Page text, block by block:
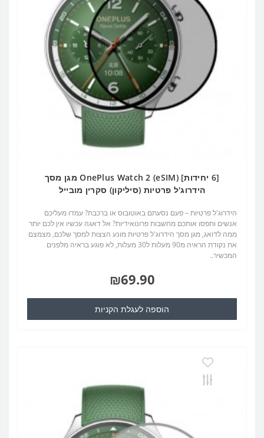
[6 יחידות] OnePlus Watch 2 (eSIM) מגן מסך
הידרוג'ל פרטיות (סיליקון) סקרין מובייל
הידרוג'ל פרטיות – פעם נסעתם באוטובוס או ברכבת? עמדו מעליכם
אנשים ותפסו אותכם מחשבות פרונואידיות? אל דאגה עכשיו אין לכם יותר
ממה לדואג, מגן מסך הידרוג'ל פרטיות מונע הצצות למסך שלכם, מצמצם
את נקודת הראיה מ90 מעלות ל30 מעלות, לא פוגע בראיה מלפנים
המכשיר..
₪69.90
הוספה לעגלת הקניות